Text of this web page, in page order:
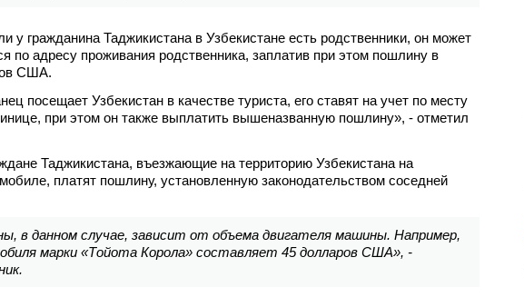
у гражданина Таджикистана в Узбекистане есть родственники, он может
по адресу проживания родственника, заплатив при этом пошлину в
США.
посещает Узбекистан в качестве туриста, его ставят на учет по месту
при этом он также выплатить вышеназванную пошлину», - отметил
Таджикистана, въезжающие на территорию Узбекистана на
платят пошлину, установленную законодательством соседней
в данном случае, зависит от объема двигателя машины. Например,
марки «Тойота Корола» составляет 45 долларов США», -